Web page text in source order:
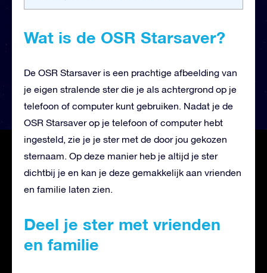
Wat is de OSR Starsaver?
De OSR Starsaver is een prachtige afbeelding van
je eigen stralende ster die je als achtergrond op je
telefoon of computer kunt gebruiken. Nadat je de
OSR Starsaver op je telefoon of computer hebt
ingesteld, zie je je ster met de door jou gekozen
sternaam. Op deze manier heb je altijd je ster
dichtbij je en kan je deze gemakkelijk aan vrienden
en familie laten zien.
Deel je ster met vrienden
en familie